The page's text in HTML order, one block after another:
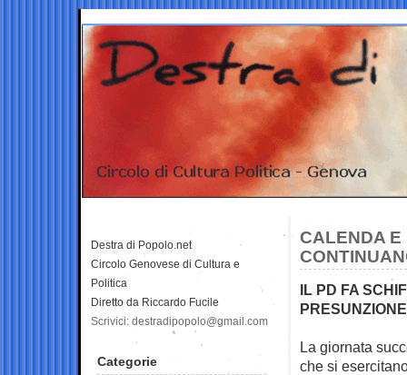
CALENDA E
IL PD FA
La giornata
che si
Destra di Popolo.net
Circolo Genovese di Cultura e
Politica
Diretto da Riccardo Fucile
Scrivici: destradipopolo@gmail.com
Categorie